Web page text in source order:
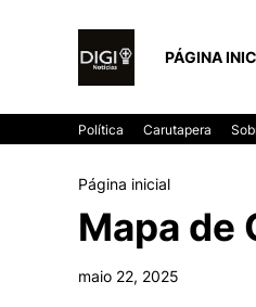
PÁGINA
Política Carutapera
Página inicial
Mapa de
maio 22, 2025